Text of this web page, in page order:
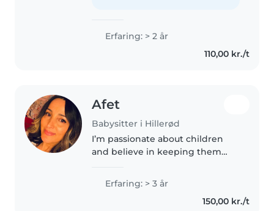
Erfaring: > 2 år
110,00 kr./t
Afet
Babysitter i Hillerød
I’m passionate about children
and believe in keeping them
homeschooled my daughter
from age 2.5 to 12 and have cared
for children ages 1–10. I love
Erfaring: > 3 år
150,00 kr./t